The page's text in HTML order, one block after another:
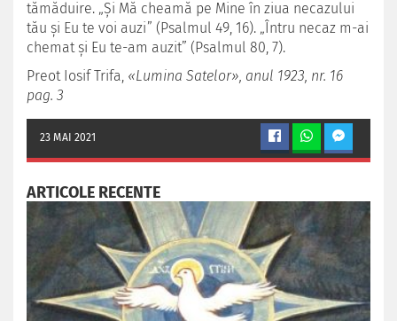
tămăduire. „Şi Mă cheamă pe Mine în ziua necazului
tău şi Eu te voi auzi” (Psalmul 49, 16). „Întru necaz m-ai
chemat şi Eu te-am auzit” (Psalmul 80, 7).
Preot Iosif Trifa, «Lumina Satelor», anul 1923, nr. 16
pag. 3
23 MAI 2021
ARTICOLE RECENTE